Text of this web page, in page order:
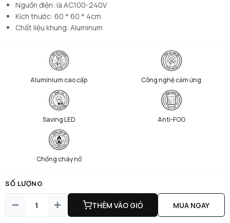
Nguồn điện: là AC100-240V
Kích thước: 60 * 60 * 4cm
Chất liệu khung: Aluminum
Aluminium cao cấp Công nghệ cảm ứng
Saving LED Anti-FOG
Chống cháy nổ
SỐ LƯỢNG
THÊM VÀO GIỎ MUA NGAY